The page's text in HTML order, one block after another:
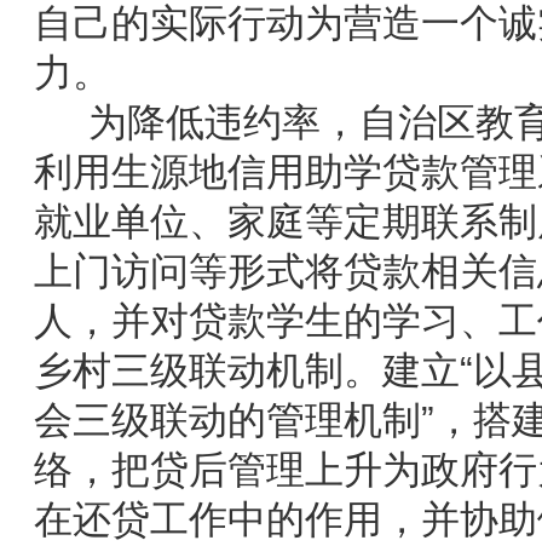
自己的实际行动为营造一个
力。
为降低违约率，自治区教
利用生源地信用助学贷款管
就业单位、家庭等定期联系
上门访问等形式将贷款相关
人，并对贷款学生的学习、
乡村三级联动机制。建立“以
会三级联动的管理机制”，搭
络，把贷后管理上升为政府
在还贷工作中的作用，并协